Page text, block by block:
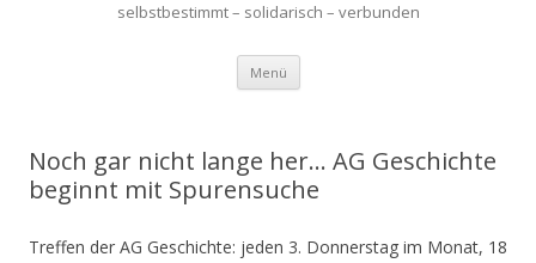
selbstbestimmt – solidarisch – verbunden
Menü Springe
Inhalt
Noch gar nicht lange her… AG Geschichte
beginnt mit Spurensuche
Treffen der AG Geschichte: jeden 3. Donnerstag im Monat, 18